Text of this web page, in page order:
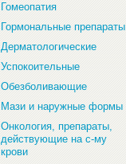
Гомеопатия
Гормональные препараты
Дерматологические
Успокоительные
Обезболивающие
Мази и наружные формы
Онкология, препараты,
действующие на с-му
крови